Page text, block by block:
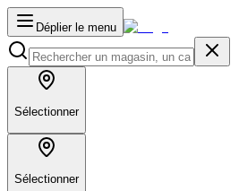
Déplier le menu
Sélectionner
Sélectionner